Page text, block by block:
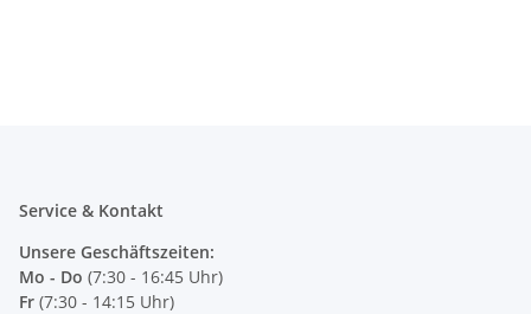
Service & Kontakt
Unsere Geschäftszeiten:
Mo - Do (7:30 - 16:45 Uhr)
Fr (7:30 - 14:15 Uhr)